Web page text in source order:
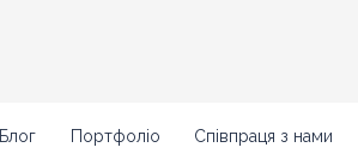
Блог Портфоліо Співпраця з нами